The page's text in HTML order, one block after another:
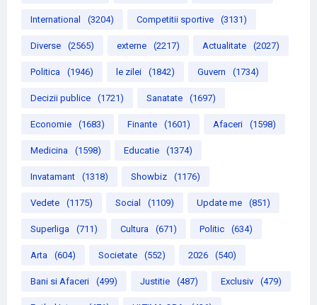
International (3204) Competitii sportive (3131)
Diverse (2565) externe (2217) Actualitate (2027)
Politica (1946) le zilei (1842) Guvern (1734)
Decizii publice (1721) Sanatate (1697)
Economie (1683) Finante (1601) Afaceri (1598)
Medicina (1598) Educatie (1374)
Invatamant (1318) Showbiz (1176)
Vedete (1175) Social (1109) Update me (851)
Superliga (711) Cultura (671) Politic (634)
Arta (604) Societate (552) 2026 (540)
Bani si Afaceri (499) Justitie (487) Exclusiv (479)